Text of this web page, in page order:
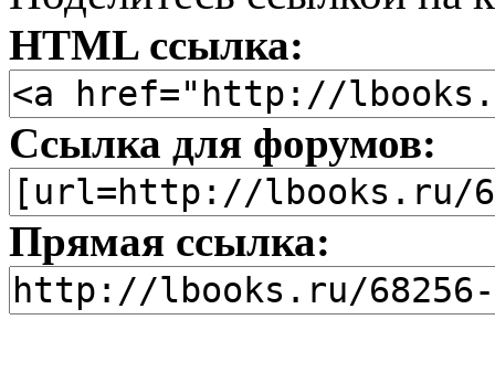
HTML ссылка:
Ссылка для форумов:
Прямая ссылка: